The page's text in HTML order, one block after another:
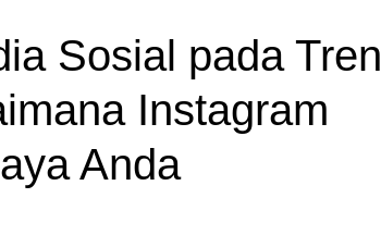
Sosial pada Tren
Instagram
Anda